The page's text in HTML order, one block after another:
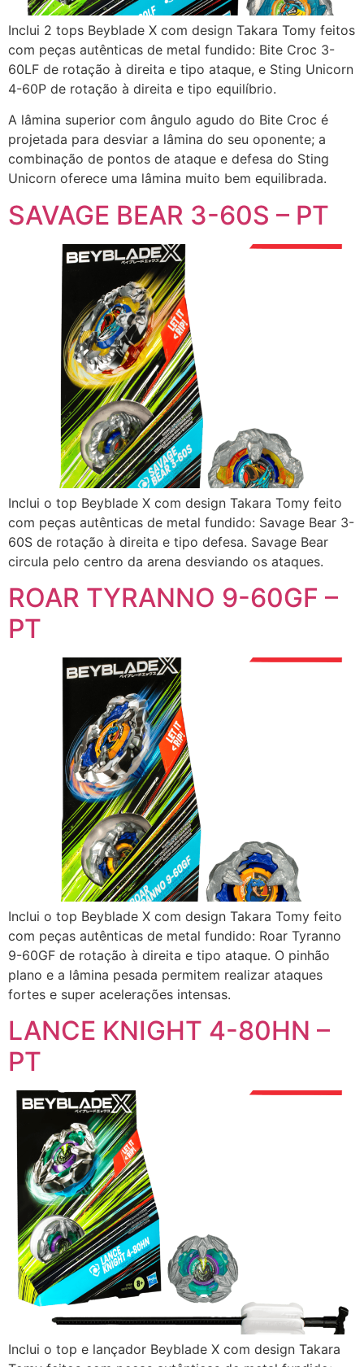
Inclui 2 tops Beyblade X com design Takara Tomy feitos
com peças autênticas de metal fundido: Bite Croc 3-
60LF de rotação à direita e tipo ataque, e Sting Unicorn
4-60P de rotação à direita e tipo equilíbrio.
A lâmina superior com ângulo agudo do Bite Croc é
projetada para desviar a lâmina do seu oponente; a
combinação de pontos de ataque e defesa do Sting
Unicorn oferece uma lâmina muito bem equilibrada.
SAVAGE BEAR 3-60S – PT
Inclui o top Beyblade X com design Takara Tomy feito
com peças autênticas de metal fundido: Savage Bear 3-
60S de rotação à direita e tipo defesa. Savage Bear
circula pelo centro da arena desviando os ataques.
ROAR TYRANNO 9-60GF –
PT
Inclui o top Beyblade X com design Takara Tomy feito
com peças autênticas de metal fundido: Roar Tyranno
9-60GF de rotação à direita e tipo ataque. O pinhão
plano e a lâmina pesada permitem realizar ataques
fortes e super acelerações intensas.
LANCE KNIGHT 4-80HN –
PT
Inclui o top e lançador Beyblade X com design Takara